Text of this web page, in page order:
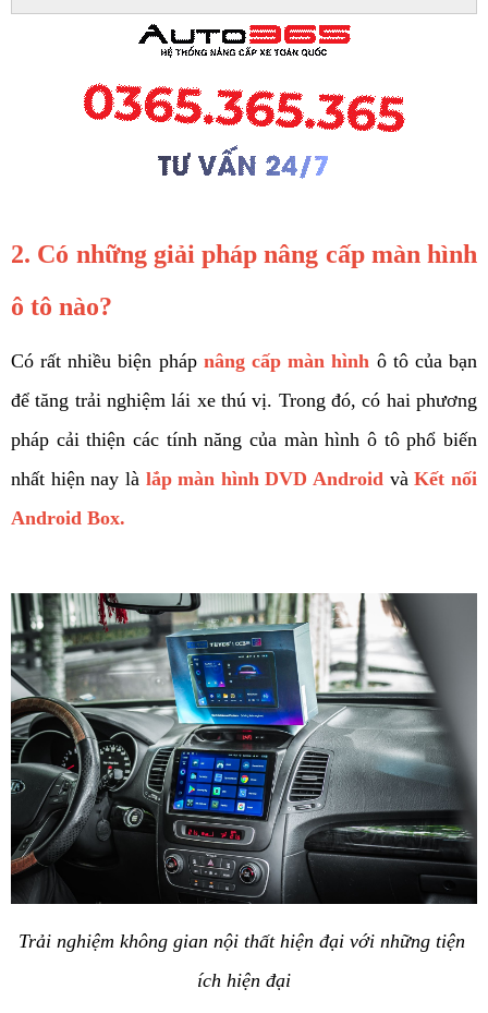
2. Có những giải pháp nâng cấp màn hình
ô tô nào?
Có rất nhiều biện pháp nâng cấp màn hình ô tô của bạn
để tăng trải nghiệm lái xe thú vị. Trong đó, có hai phương
pháp cải thiện các tính năng của màn hình ô tô phổ biến
nhất hiện nay là lắp màn hình DVD Android và Kết nối
Android Box.
Trải nghiệm không gian nội thất hiện đại với những tiện
ích hiện đại